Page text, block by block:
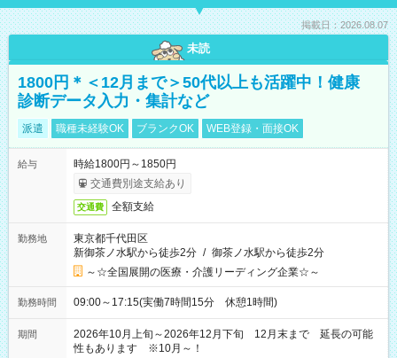
掲載日：2026.08.07
未読
1800円＊＜12月まで＞50代以上も活躍中！健康
診断データ入力・集計など
派遣 職種未経験OK ブランクOK WEB登録・面接OK
給与
時給1800円～1850円
交通費別途支給あり
交通費 全額支給
勤務地
東京都千代田区
新御茶ノ水駅から徒歩2分 / 御茶ノ水駅から徒歩2分
～☆全国展開の医療・介護リーディング企業☆～
勤務時間 09:00～17:15(実働7時間15分 休憩1時間)
期間
2026年10月上旬～2026年12月下旬 12月末まで 延長の可能
性もあります ※10月～！